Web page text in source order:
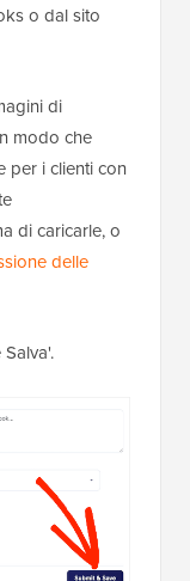
o dal sito
di
modo che
per i clienti con
di caricarle, o
delle